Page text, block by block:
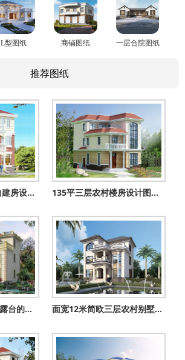
L型图纸 商铺图纸 一层合院图纸
推荐图纸
新农村三层带露台自建房设计施工图，农村自建别墅推荐 135平三层农村楼房设计图及效果图，造价20万左右
140平欧式二层半带露台的独栋别墅图片，含全套设计图 面宽12米简欧三层农村别墅设计图，低调又奢华乡村别墅